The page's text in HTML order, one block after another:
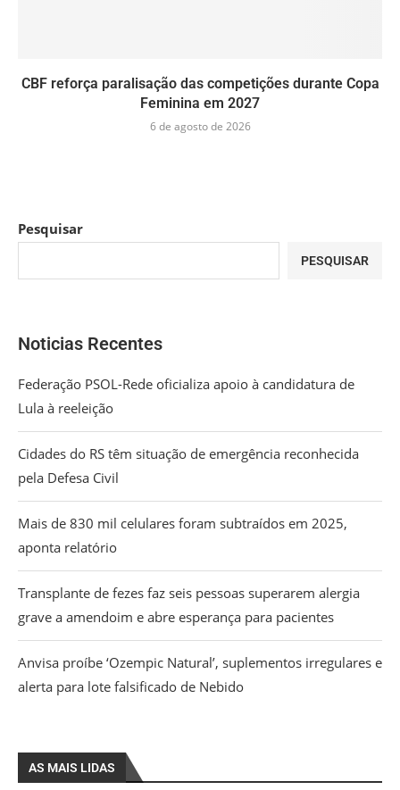
CBF reforça paralisação das competições durante Copa
Feminina em 2027
6 de agosto de 2026
Pesquisar
PESQUISAR
Noticias Recentes
Federação PSOL-Rede oficializa apoio à candidatura de
Lula à reeleição
Cidades do RS têm situação de emergência reconhecida
pela Defesa Civil
Mais de 830 mil celulares foram subtraídos em 2025,
aponta relatório
Transplante de fezes faz seis pessoas superarem alergia
grave a amendoim e abre esperança para pacientes
Anvisa proíbe ‘Ozempic Natural’, suplementos irregulares e
alerta para lote falsificado de Nebido
AS MAIS LIDAS